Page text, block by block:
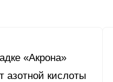
«Акрона»
азотной кислоты